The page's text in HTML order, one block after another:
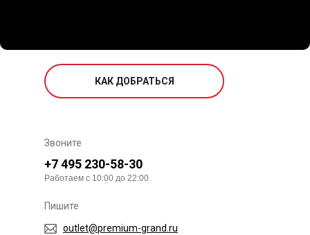
КАК ДОБРАТЬСЯ
outlet@premium-grand.ru
+7 495 230-58-30
Работаем с 10:00 до 22:00
Звоните
Пишите